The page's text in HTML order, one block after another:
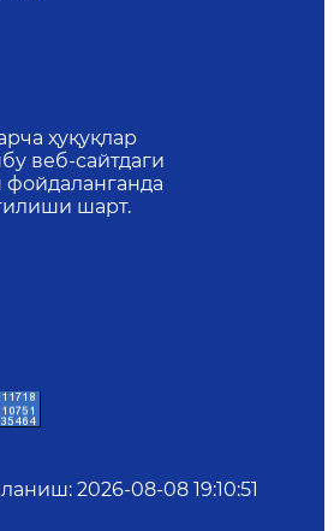
ҳуқуқлар
веб-сайтдаги
шарт.
: 2026-08-08 19:10:51